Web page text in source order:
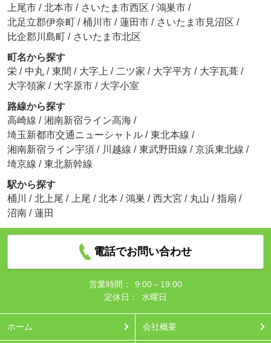
上尾市 / 北本市 / さいたま市西区 / 鴻巣市 /
北足立郡伊奈町 / 桶川市 / 蓮田市 / さいたま市見沼区 /
比企郡川島町 / さいたま市北区
町名から探す
栄 / 中丸 / 東間 / 大字上 / 二ツ家 / 大字平方 / 大字瓦葺 /
大字領家 / 大字原市 / 大字小室
路線から探す
高崎線 / 湘南新宿ライン高海 /
埼玉新都市交通ニューシャトル / 東北本線 /
湘南新宿ライン宇須 / 川越線 / 東武野田線 / 京浜東北線 /
埼京線 / 東北新幹線
駅から探す
桶川
/ 北上尾 / 上尾 / 北本 / 鴻巣 / 西大宮 / 丸山 / 指扇 /
沼南 / 蓮田
電話でお問い合わせ
営業時間：
9:00～19:00
定休日：
水曜日
ホーム 会社概要